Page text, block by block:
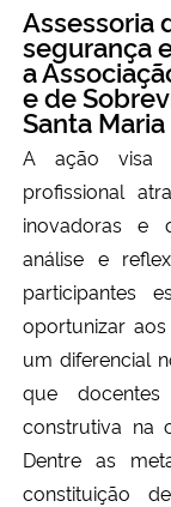
Assessoria
segurança
a
e de
Santa Maria
A ação visa
profissional
inovadoras e
análise e
participantes
oportunizar
um diferencial
que
construtiva na
Dentre as
constituição